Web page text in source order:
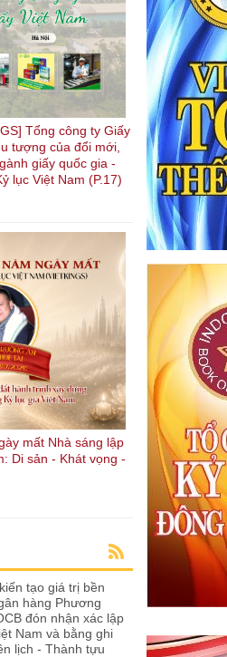
Tổng công ty Giấy
tượng của đổi mới,
giấy quốc gia -
lục Việt Nam (P.17)
mất Nhà sáng lập
Di sản - Khát vọng -
tạo giá trị bền
hàng Phương
đón nhận xác lập
Nam và bằng ghi
lịch - Thành tựu